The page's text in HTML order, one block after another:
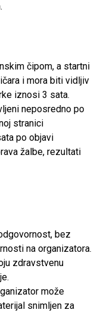
čipom, a startni
i mora biti vidljiv
iznosi 3 sata.
neposredno po
stranici
po objavi
žalbe, rezultati
bez
na organizatora.
zdravstvenu
može
snimljen za